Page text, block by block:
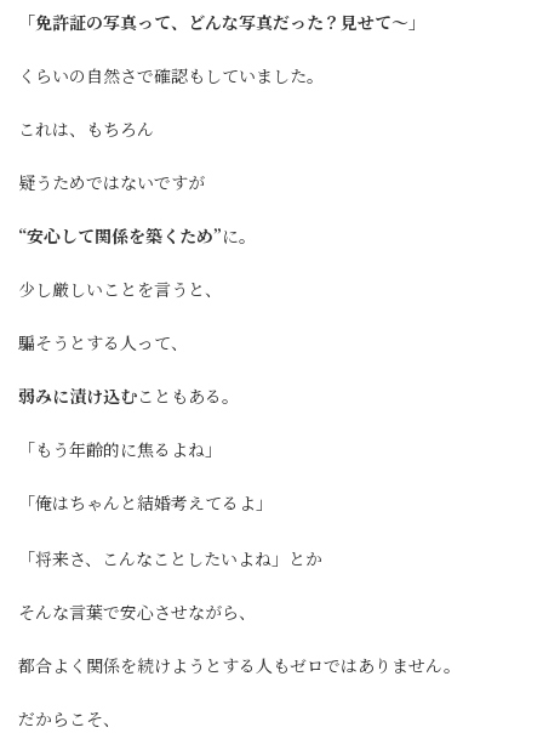
「免許証の写真って、どんな写真だった？見せて〜」
くらいの自然さで確認もしていました。
これは、もちろん
疑うためではないですが
“安心して関係を築くため”に。
少し厳しいことを言うと、
騙そうとする人って、
弱みに漬け込むこともある。
「もう年齢的に焦るよね」
「俺はちゃんと結婚考えてるよ」
「将来さ、こんなことしたいよね」とか
そんな言葉で安心させながら、
都合よく関係を続けようとする人もゼロではありません。
だからこそ、